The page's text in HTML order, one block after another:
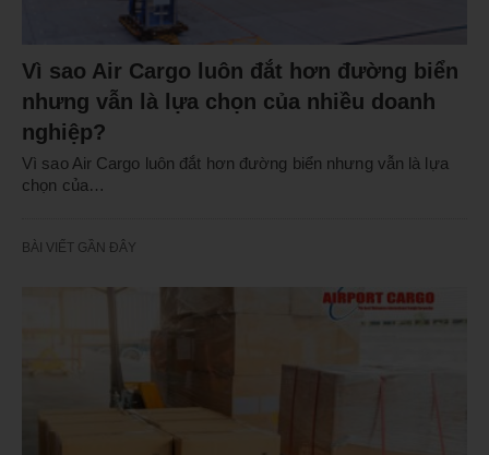
Vì sao Air Cargo luôn đắt hơn đường biển
nhưng vẫn là lựa chọn của nhiều doanh
nghiệp?
Vì sao Air Cargo luôn đắt hơn đường biển nhưng vẫn là lựa
chọn của…
BÀI VIẾT GẦN ĐÂY